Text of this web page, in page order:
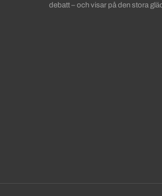
debatt – och visar på den stora